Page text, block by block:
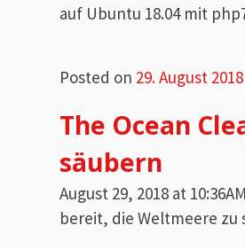
auf Ubuntu 18.04 mit
Posted on 29. August 2018
The Ocean
säubern
August 29, 2018 at
bereit, die Weltmeere zu